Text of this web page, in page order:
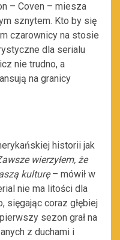
– Coven – miesza
sznytem. Kto by się
czarownicy na stosie
dla serialu
nie trudno, a
na granicy
historii jak
wierzyłem, że
kulturę– mówił w
nie ma litości dla
sięgając coraz głębiej
sezon grał na
z duchami i